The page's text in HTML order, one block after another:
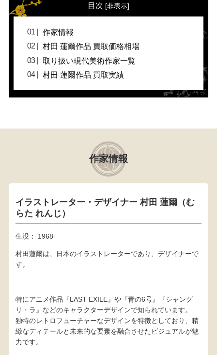
目次 [非表示]
作家情報
村田 蓮爾作品 買取価格相場
取り扱い現代美術作家一覧
村田 蓮爾作品 買取実績
作家情報
イラストレーター・デザイナー 村田 蓮爾（む
らた れんじ）
生没： 1968-
村田蓮爾は、日本のイラストレーターであり、デザイナーで
す。
特にアニメ作品『LAST EXILE』や『青の6号』『シャング
リ・ラ』などのキャラクターデザインで知られています。
独特のレトロフューチャーなデザインを特徴としており、精
緻なディテールと未来的な要素を融合させたビジュアルが魅
力です。